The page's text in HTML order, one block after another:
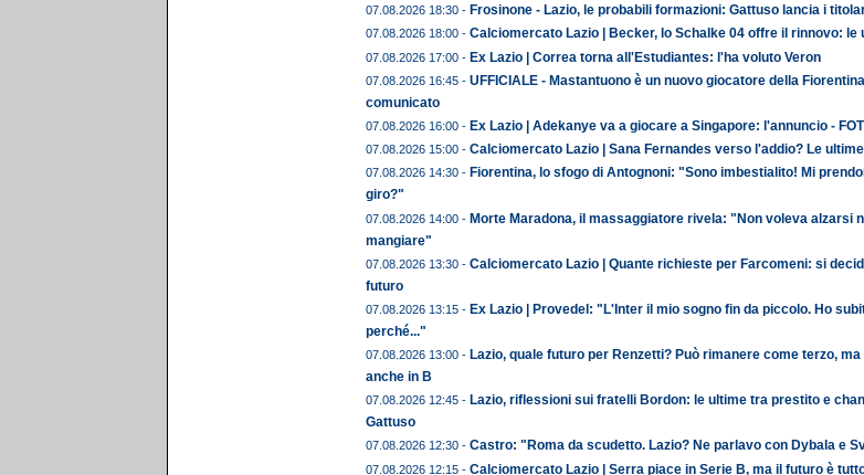
07.08.2026 18:30 - Frosinone - Lazio, le probabili formazioni: Gattuso lancia i
07.08.2026 18:00 - Calciomercato Lazio | Becker, lo Schalke 04 offre il rinnovo: le
07.08.2026 17:00 - Ex Lazio | Correa torna all'Estudiantes: l'ha voluto Veron
07.08.2026 16:45 - UFFICIALE - Mastantuono è un nuovo giocatore della
comunicato
07.08.2026 16:00 - Ex Lazio | Adekanye va a giocare a Singapore: l'annuncio -
07.08.2026 15:00 - Calciomercato Lazio | Sana Fernandes verso l'addio? Le ultime
07.08.2026 14:30 - Fiorentina, lo sfogo di Antognoni: "Sono imbestialito! Mi
giro?"
07.08.2026 14:00 - Morte Maradona, il massaggiatore rivela: "Non voleva alzarsi
mangiare"
07.08.2026 13:30 - Calciomercato Lazio | Quante richieste per Farcomeni: si
futuro
07.08.2026 13:15 - Ex Lazio | Provedel: "L'Inter il mio sogno fin da piccolo. Ho
perché..."
07.08.2026 13:00 - Lazio, quale futuro per Renzetti? Può rimanere come terzo, ma
anche in B
07.08.2026 12:45 - Lazio, riflessioni sui fratelli Bordon: le ultime tra prestito e
Gattuso
07.08.2026 12:30 - Castro: "Roma da scudetto. Lazio? Ne parlavo con Dybala e
07.08.2026 12:15 - Calciomercato Lazio | Serra piace in Serie B, ma il futuro è